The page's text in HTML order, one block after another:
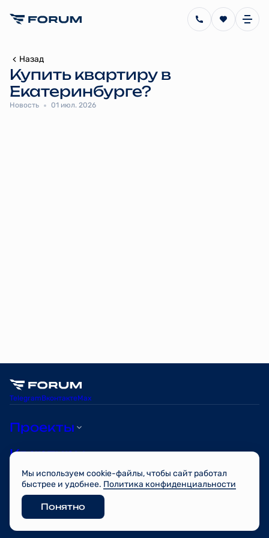
Назад
Купить квартиру в
Екатеринбурге?
Новость 01 июл. 2026
TelegramВконтактеMax
Проекты
Квартиры
О компании
© FORUM 2026
Разработано
Мы используем cookie-файлы, чтобы сайт работал
быстрее и удобнее. Политика конфиденциальности
Понятно